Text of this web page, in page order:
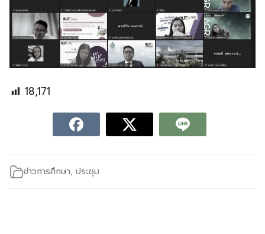
18,171
ข่าวการศึกษา, ประชุม